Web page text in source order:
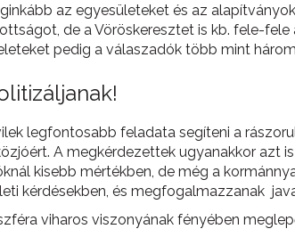
az egyesületeket és az
de a Vöröskeresztet is kb. fele-
pedig a válaszadók több mint
legfontosabb feladata segíteni a
A megkérdezettek ugyanakkor azt
kisebb mértékben, de még a
kérdésekben, és megfogalmazzanak
viharos viszonyának fényében